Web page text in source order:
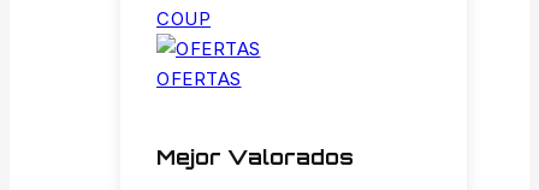
COUP
OFERTAS
Mejor Valorados